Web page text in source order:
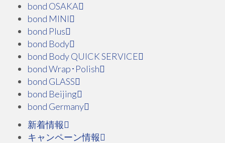
bond OSAKA
bond MINI
bond Plus
bond Body
bond Body QUICK SERVICE
bond Wrap･Polish
bond GLASS
bond Beijing
bond Germany
新着情報
キャンペーン情報